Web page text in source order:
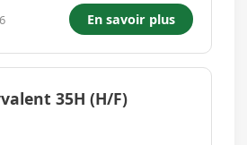
À propos de la
un chariot de
En savoir plus
35H (H/F)